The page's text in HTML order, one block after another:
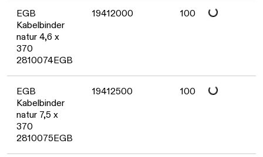
EGB
Kabelbinder
natur 4,6 x
370
2810074EGB
19412000 100 Daten
EGB
Kabelbinder
natur 7,5 x
370
2810075EGB
19412500 100 Daten